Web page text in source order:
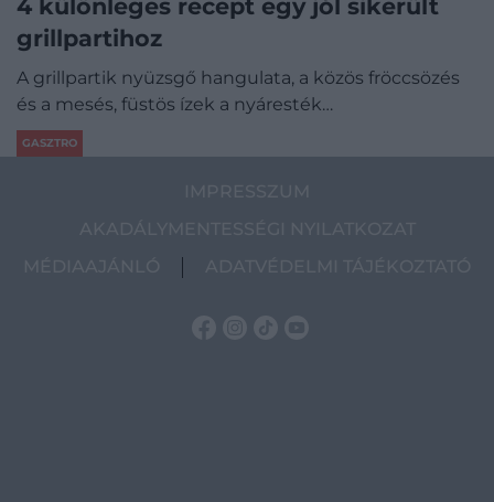
4 különleges recept egy jól sikerült
grillpartihoz
A grillpartik nyüzsgő hangulata, a közös fröccsözés
és a mesés, füstös ízek a nyáresték…
GASZTRO